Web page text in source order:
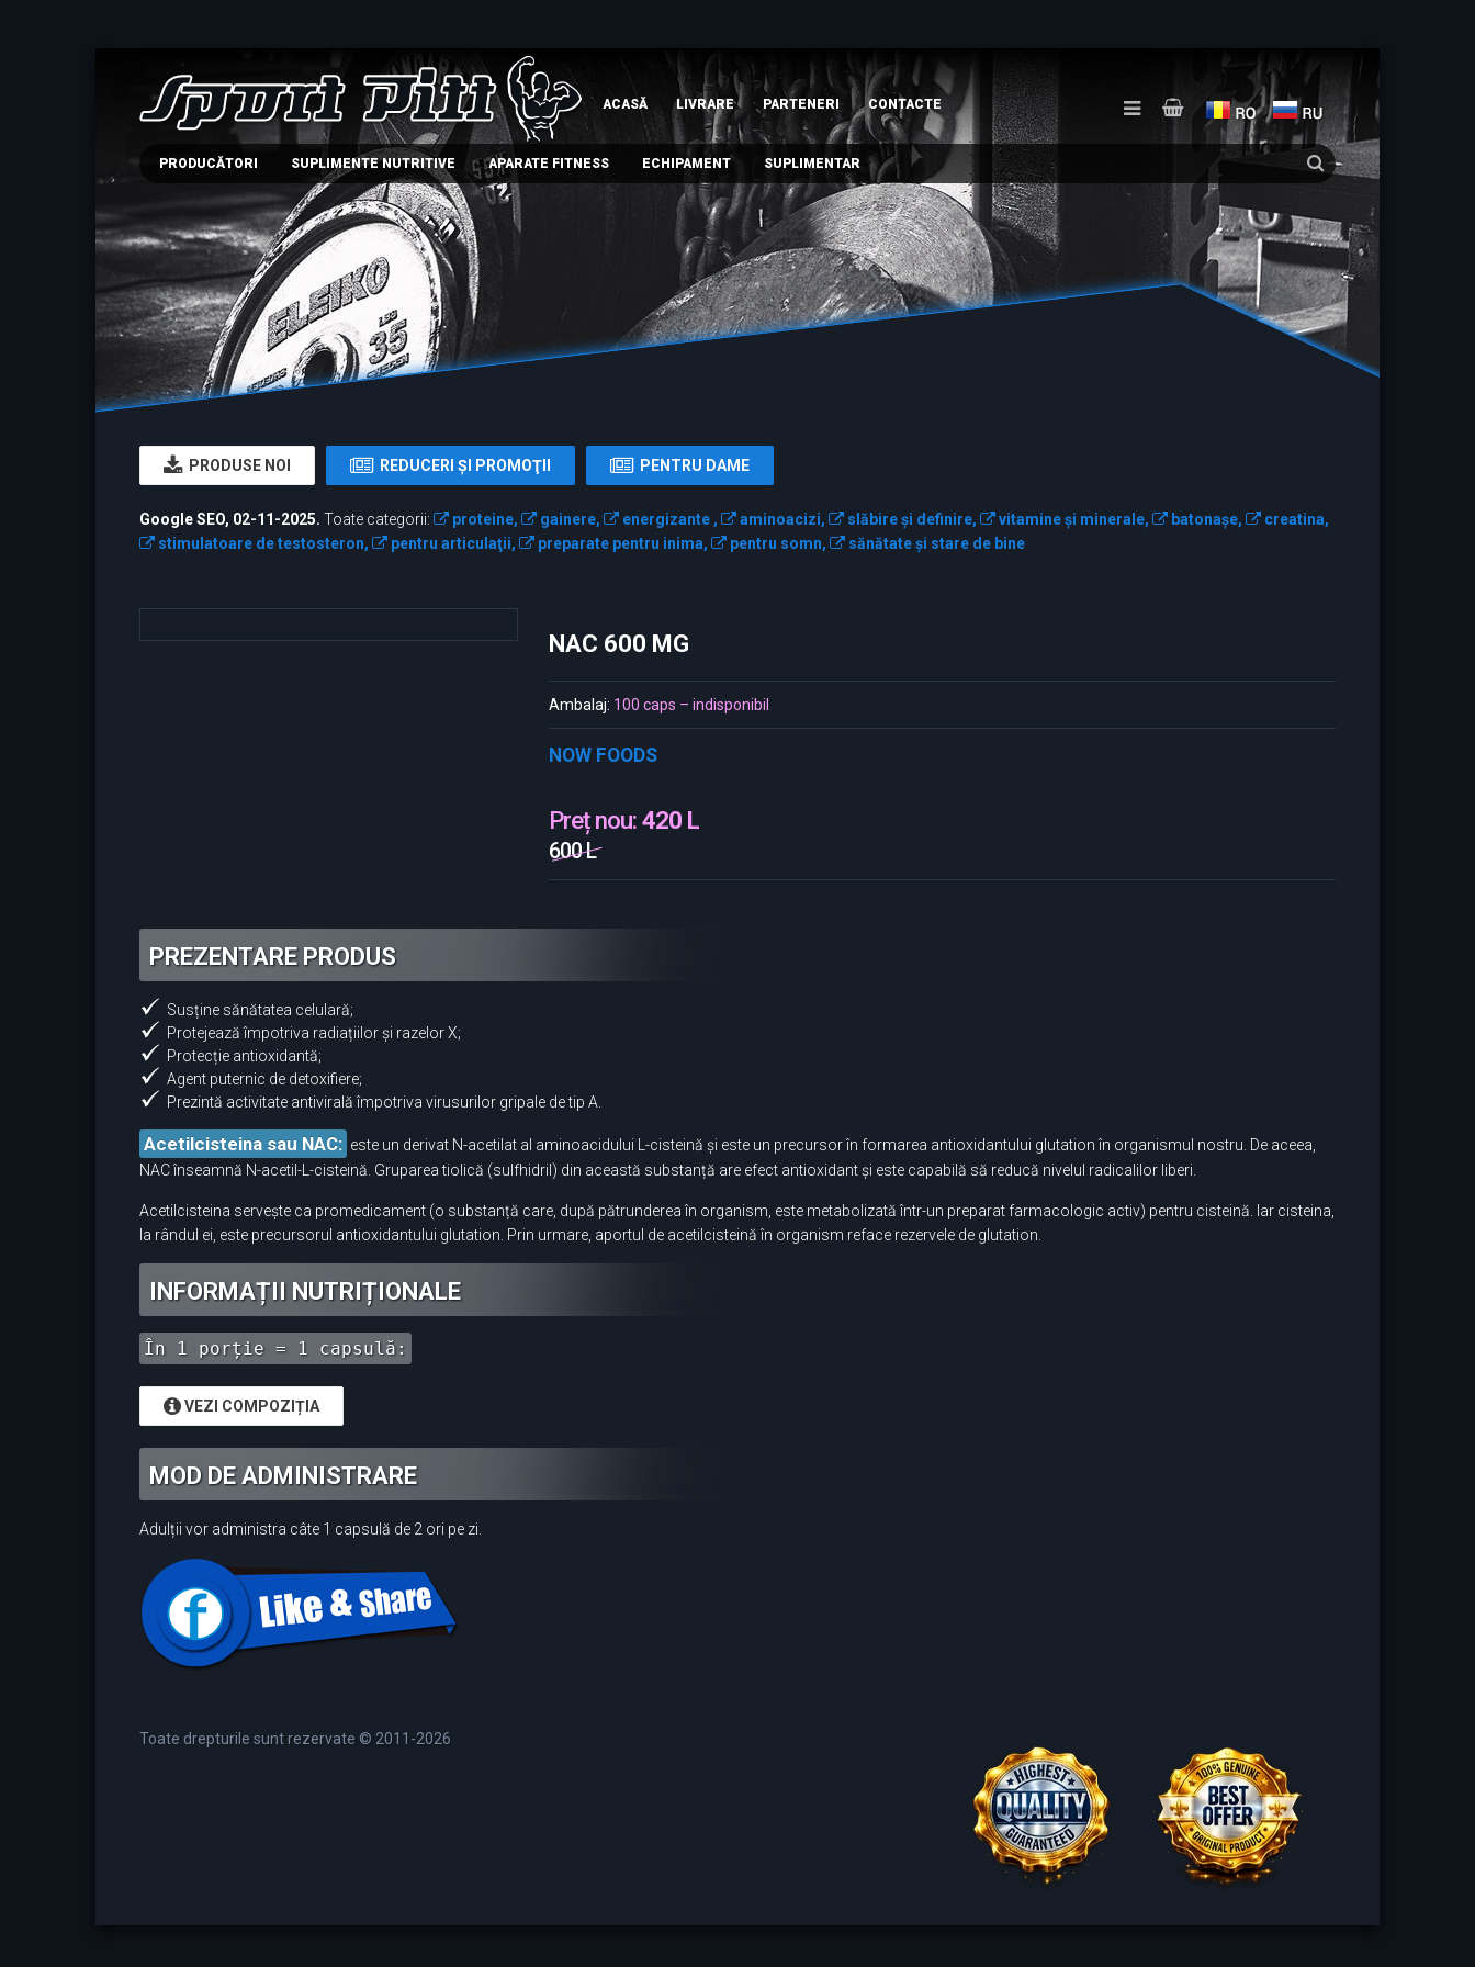
ACASĂ LIVRARE PARTENERI СONTACTE
PRODUCĂTORI SUPLIMENTE NUTRITIVE APARATE FITNESS ECHIPAMENT SUPLIMENTAR
PRODUSE NOI REDUCERI ŞI PROMOŢII PENTRU DAME
Google SEO, 02-11-2025. Toate categorii: proteine, gainere, energizante , aminoacizi, slăbire și definire, vitamine şi minerale, batonaşe,
creatina,
stimulatoare de testosteron,
pentru articulaţii, preparate pentru inima, pentru somn, sănătate și stare de bine
NAC 600 MG
Ambalaj: 100 caps – indisponibil
NOW FOODS
Preț nou:420 L
600 L
PREZENTARE PRODUS
Susține sănătatea celulară;
Protejează împotriva radiațiilor și razelor X;
Protecție antioxidantă;
Agent puternic de detoxifiere;
Prezintă activitate antivirală împotriva virusurilor gripale de tip A.
Acetilcisteina sau NAC: este un derivat N-acetilat al aminoacidului L-cisteină și este un precursor în formarea antioxidantului glutation în organismul nostru. De aceea,
NAC înseamnă N-acetil-L-cisteină. Gruparea tiolică (sulfhidril) din această substanță are efect antioxidant și este capabilă să reducă nivelul radicalilor liberi.
Acetilcisteina servește ca promedicament (o substanță care, după pătrunderea în organism, este metabolizată într-un preparat farmacologic activ) pentru cisteină. Iar cisteina,
la rândul ei, este precursorul antioxidantului glutation. Prin urmare, aportul de acetilcisteină în organism reface rezervele de glutation.
INFORMAȚII NUTRIȚIONALE
În 1 porție = 1 capsulă:
VEZI COMPOZIȚIA
MOD DE ADMINISTRARE
Adulții vor administra câte 1 capsulă de 2 ori pe zi.
Toate drepturile sunt rezervate © 2011-2026